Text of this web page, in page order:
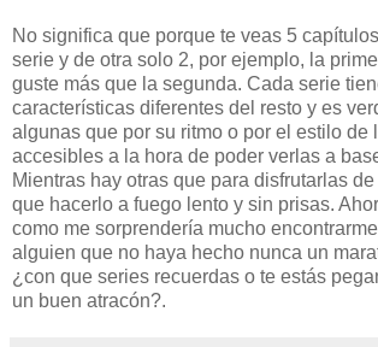
No significa que porque te veas 5
serie y de otra solo 2, por ejemplo, la
guste más que la segunda. Cada serie
características diferentes del resto y es
algunas que por su ritmo o por el estilo de
accesibles a la hora de poder verlas a
Mientras hay otras que para disfrutarlas
que hacerlo a fuego lento y sin prisas.
como me sorprendería mucho
alguien que no haya hecho nunca un
¿con que series recuerdas o te estás
un buen atracón?.